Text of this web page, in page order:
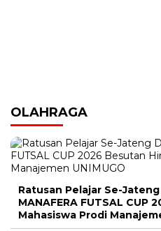
OLAHRAGA
Ratusan Pelajar Se-Jateng
MANAFERA FUTSAL CUP
Mahasiswa Prodi